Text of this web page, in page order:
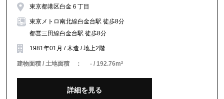
東京都港区白金６丁目
東京メトロ南北線白金台駅 徒歩8分
都営三田線白金台駅 徒歩8分
1981年01月 / 木造 / 地上2階
建物面積 / 土地面積 ： - / 192.76m²
詳細を見る